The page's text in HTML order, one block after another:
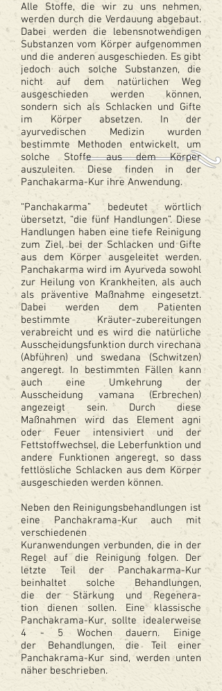
Alle Stoffe, die wir zu uns nehmen,
werden durch die Verdauung abgebaut.
Dabei werden die lebensnotwendigen
Substanzen vom Körper aufgenommen
und die anderen ausgeschieden. Es gibt
jedoch auch solche Substanzen, die
nicht auf dem natürlichen Weg
ausgeschieden werden können,
sondern sich als Schlacken und Gifte
im Körper absetzen. In der
ayurvedischen Medizin wurden
bestimmte Methoden entwickelt, um
solche Stoffe aus dem Körper
auszuleiten. Diese finden in der
Panchakarma-Kur ihre Anwendung.
“Panchakarma” bedeutet wörtlich
übersetzt, “die fünf Handlungen”. Diese
Handlungen haben eine tiefe Reinigung
zum Ziel, bei der Schlacken und Gifte
aus dem Körper ausgeleitet werden.
Panchakarma wird im Ayurveda sowohl
zur Heilung von Krankheiten, als auch
als präventive Maßnahme eingesetzt.
Dabei werden dem Patienten
bestimmte Kräuter-zubereitungen
verabreicht und es wird die natürliche
Ausscheidungsfunktion durch virechana
(Abführen) und swedana (Schwitzen)
angeregt. In bestimmten Fällen kann
auch eine Umkehrung der
Ausscheidung vamana (Erbrechen)
angezeigt sein. Durch diese
Maßnahmen wird das Element agni
oder Feuer intensiviert und der
Fettstoffwechsel, die Leberfunktion und
andere Funktionen angeregt, so dass
fettlösliche Schlacken aus dem Körper
ausgeschieden werden können.
Neben den Reinigungsbehandlungen ist
eine Panchakrama-Kur auch mit
verschiedenen
Kuranwendungen verbunden, die in der
Regel auf die Reinigung folgen. Der
letzte Teil der Panchakarma-Kur
beinhaltet solche Behandlungen,
die der Stärkung und Regenera-
tion dienen sollen. Eine klassische
Panchakrama-Kur, sollte idealerweise
4 - 5 Wochen dauern. Einige
der Behandlungen, die Teil einer
Panchakrama-Kur sind, werden unten
näher beschrieben.